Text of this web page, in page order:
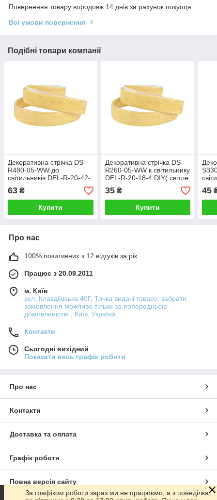
Повернення товару впродовж 14 днів за рахунок покупця
Всі умови повернення
Подібні товари компанії
Декоративна стрічка DS-
R480-05-WW до
світильників DEL-R-20-42-
4 DIY та SML-R20-80-
DIY(світле дерево)
63 ₴
Купити
Декоративна стрічка DS-
R260-05-WW к світильнику
DEL-R-20-18-4 DIY( світле
дерево)
35₴
Купити
45
Про нас
100% позитивних з 12 відгуків за рік
Працює з 20.09.2011
м. Київ
вул. Клавдіївська 40Г, Точка видачі товару: забрати
замовлення можливо тільки за попередньою
домовленістю., Київ, Україна
Контакти
Сьогодні вихідний
Показати весь графік роботи
Про нас
Контакти
Доставка та оплата
Графік роботи
Повна версія сайту
За графіком роботи зараз ми не працюємо, а з понеділка